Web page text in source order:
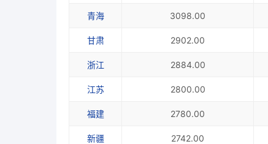
青海 3098.00
甘肃 2902.00
浙江 2884.00
江苏 2800.00
福建 2780.00
新疆 2742.00